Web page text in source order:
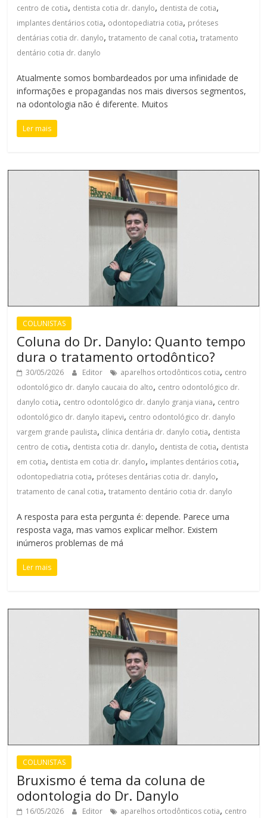
centro de cotia, dentista cotia dr. danylo, dentista de cotia,
implantes dentários cotia, odontopediatria cotia, próteses
dentárias cotia dr. danylo,tratamento de canal cotia,tratamento
dentário cotia dr. danylo
Atualmente somos bombardeados por uma infinidade de
informações e propagandas nos mais diversos segmentos,
na odontologia não é diferente. Muitos
Ler mais
COLUNISTAS
Coluna do Dr. Danylo: Quanto tempo
dura o tratamento ortodôntico?
30/05/2026 Editor aparelhos ortodônticos cotia, centro
odontológico dr. danylo caucaia do alto, centro odontológico dr.
danylo cotia, centro odontológico dr. danylo granja viana, centro
odontológico dr. danylo itapevi, centro odontológico dr. danylo
vargem grande paulista, clínica dentária dr. danylo cotia, dentista
centro de cotia, dentista cotia dr. danylo, dentista de cotia, dentista
em cotia, dentista em cotia dr. danylo, implantes dentários cotia,
odontopediatria cotia, próteses dentárias cotia dr. danylo,
tratamento de canal cotia,tratamento dentário cotia dr. danylo
A resposta para esta pergunta é: depende. Parece uma
resposta vaga, mas vamos explicar melhor. Existem
inúmeros problemas de má
Ler mais
COLUNISTAS
Bruxismo é tema da coluna de
odontologia do Dr. Danylo
16/05/2026 Editor aparelhos ortodônticos cotia, centro